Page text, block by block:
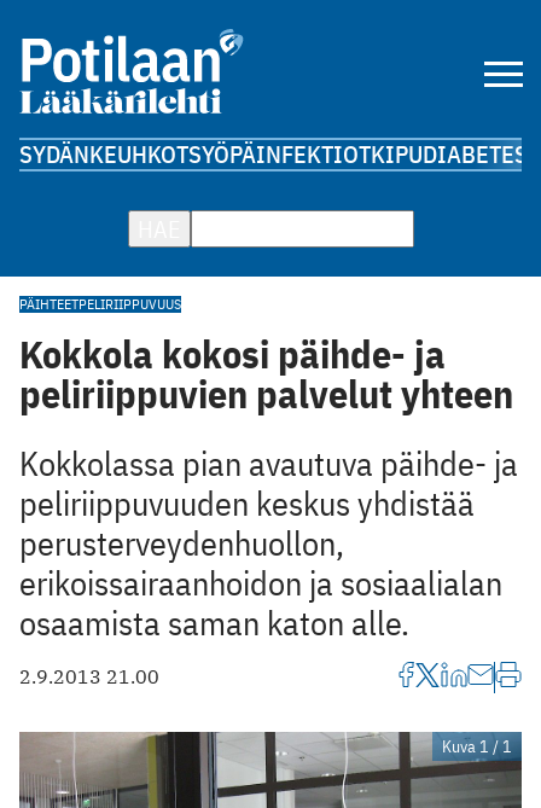
SYDÄNKEUHKOTSYÖPÄINFEKTIOTKIPUDIABETES
PÄIHTEETPELIRIIPPUVUUS
Kokkola kokosi päihde- ja
peliriippuvien palvelut yhteen
Kokkolassa pian avautuva päihde- ja
peliriippuvuuden keskus yhdistää
perusterveydenhuollon,
erikoissairaanhoidon ja sosiaalialan
osaamista saman katon alle.
2.9.2013 21.00
Kuva 1 / 1